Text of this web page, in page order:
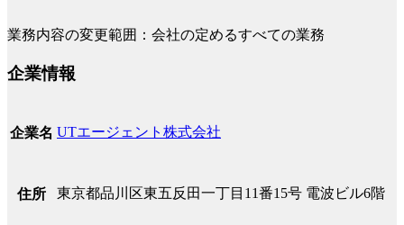
業務内容の変更範囲：会社の定めるすべての業務
企業情報
企業名 UTエージェント株式会社
住所 東京都品川区東五反田一丁目11番15号 電波ビル6階